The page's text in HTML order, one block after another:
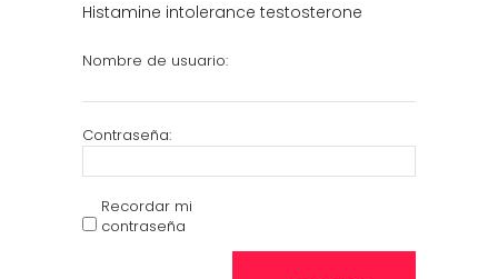
Histamine intolerance testosterone
Nombre de usuario:
Contraseña:
Recordar mi
contraseña